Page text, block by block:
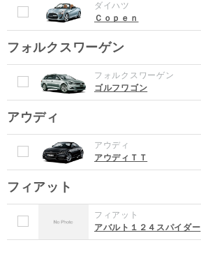
ダイハツ
Ｃｏｐｅｎ
フォルクスワーゲン
フォルクスワーゲン
ゴルフワゴン
アウディ
アウディ
アウディＴＴ
フィアット
フィアット
アバルト１２４スパイダー